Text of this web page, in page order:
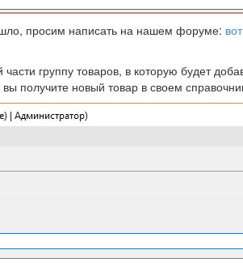
просим написать на нашем форуме:
группу товаров, в которую будет
получите новый товар в своем